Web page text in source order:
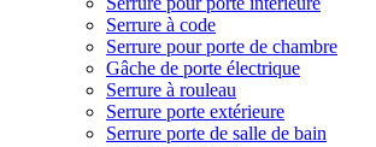
Serrure à code
Serrure pour porte de chambre
Gâche de porte électrique
Serrure à rouleau
Serrure porte extérieure
Serrure porte de salle de bain